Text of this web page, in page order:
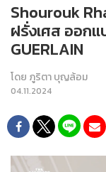
Shourouk
ฝรั่งเศส ออก
GUERLAIN
โดย ภูริตา บุญล้อม
04.11.2024